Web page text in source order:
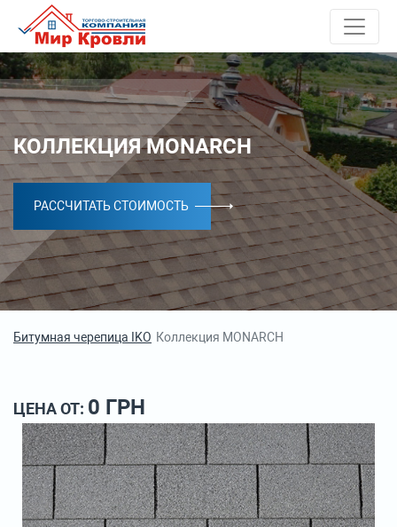
КОЛЛЕКЦИЯ MONARCH
РАССЧИТАТЬ СТОИМОСТЬ
Битумная черепица IKO Коллекция MONARCH
ЦЕНА ОТ: 0 ГРН